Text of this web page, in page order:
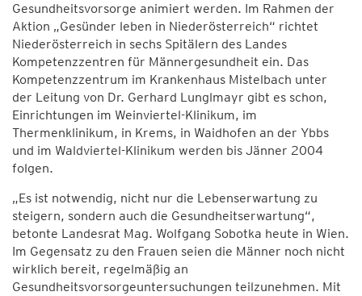
Gesundheitsvorsorge animiert werden. Im Rahmen der
Aktion „Gesünder leben in Niederösterreich“ richtet
Niederösterreich in sechs Spitälern des Landes
Kompetenzzentren für Männergesundheit ein. Das
Kompetenzzentrum im Krankenhaus Mistelbach unter
der Leitung von Dr. Gerhard Lunglmayr gibt es schon,
Einrichtungen im Weinviertel-Klinikum, im
Thermenklinikum, in Krems, in Waidhofen an der Ybbs
und im Waldviertel-Klinikum werden bis Jänner 2004
folgen.
„Es ist notwendig, nicht nur die Lebenserwartung zu
steigern, sondern auch die Gesundheitserwartung“,
betonte Landesrat Mag. Wolfgang Sobotka heute in Wien.
Im Gegensatz zu den Frauen seien die Männer noch nicht
wirklich bereit, regelmäßig an
Gesundheitsvorsorgeuntersuchungen teilzunehmen. Mit